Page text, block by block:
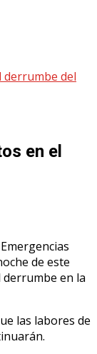
derrumbe del
en el
de este
derrumbe en la
las labores de